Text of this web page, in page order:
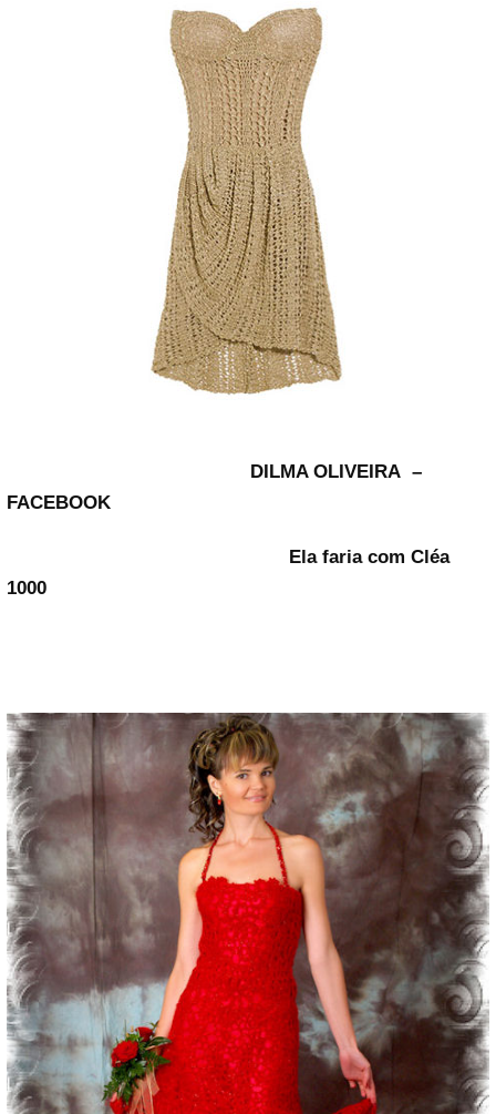
DILMA OLIVEIRA –
FACEBOOK
Ela faria com Cléa
1000